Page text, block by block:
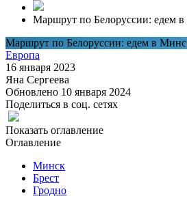
Маршрут по Белоруссии: едем
Маршрут по Белоруссии: едем в
Европа
16 января 2023
Яна Сергеева
Обновлено 10 января 2024
Поделиться в соц. сетях
Показать оглавление
Оглавление
Минск
Брест
Гродно